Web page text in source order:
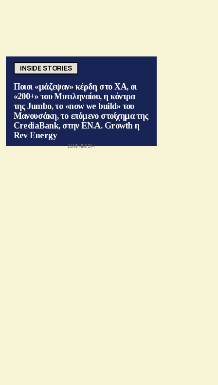
INSIDE STORIES
Ποιοι «μάζεψαν» κέρδη στο ΧΑ, οι
«200+» του Μυτιληναίου, η κόντρα
της Jumbo, το «now we build» του
Μανουσάκη, το επόμενο στοίχημα της
CrediaBank, στην ΕΝ.Α. Growth η
Rev Energy